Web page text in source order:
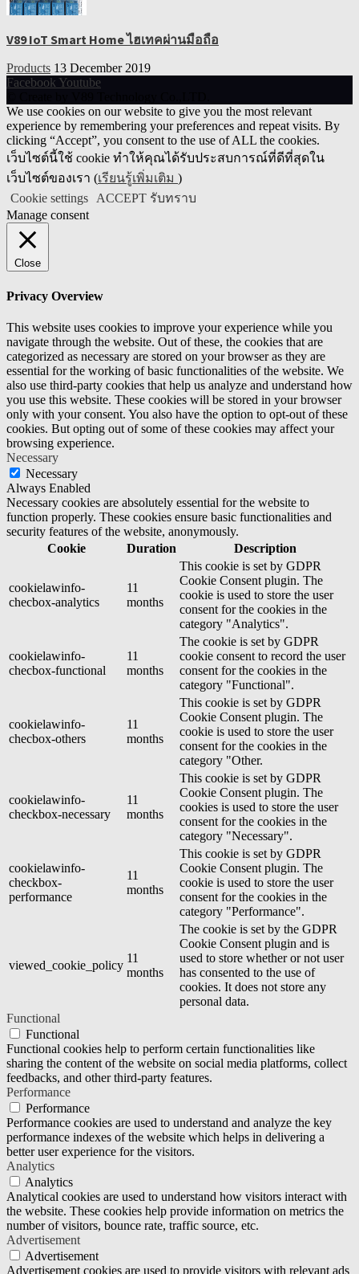
V89 IoT Smart Home ไฮเทคผ่านมือถือ
Products 13 December 2019
Facebook Youtube
We use cookies on our website to give you the most relevant
experience by remembering your preferences and repeat visits. By
clicking “Accept”, you consent to the use of ALL the cookies.
เว็บไซต์นี้ใช้ cookie ทำให้คุณได้รับประสบการณ์ที่ดีที่สุดใน
เว็บไซต์ของเรา (เรียนรู้เพิ่มเติม )
Cookie settings ACCEPT รับทราบ
Manage consent
Close
Privacy Overview
This website uses cookies to improve your experience while you
navigate through the website. Out of these, the cookies that are
categorized as necessary are stored on your browser as they are
essential for the working of basic functionalities of the website. We
also use third-party cookies that help us analyze and understand how
you use this website. These cookies will be stored in your browser
only with your consent. You also have the option to opt-out of these
cookies. But opting out of some of these cookies may affect your
browsing experience.
Necessary
Necessary
Always Enabled
Necessary cookies are absolutely essential for the website to
function properly. These cookies ensure basic functionalities and
security features of the website, anonymously.
Cookie
Duration Description
cookielawinfo-
checbox-analytics
11
months
This cookie is set by GDPR
Cookie Consent plugin. The
cookie is used to store the user
consent for the cookies in the
category "Analytics".
cookielawinfo-
checbox-functional
11
months
The cookie is set by GDPR
cookie consent to record the user
consent for the cookies in the
category "Functional".
cookielawinfo-
checbox-others
11
months
This cookie is set by GDPR
Cookie Consent plugin. The
cookie is used to store the user
consent for the cookies in the
category "Other.
cookielawinfo-
checkbox-necessary
11
months
This cookie is set by GDPR
Cookie Consent plugin. The
cookies is used to store the user
consent for the cookies in the
category "Necessary".
cookielawinfo-
checkbox-
performance
11
months
This cookie is set by GDPR
Cookie Consent plugin. The
cookie is used to store the user
consent for the cookies in the
category "Performance".
viewed_cookie_policy
11
months
The cookie is set by the GDPR
Cookie Consent plugin and is
used to store whether or not user
has consented to the use of
cookies. It does not store any
personal data.
Functional
Functional
Functional cookies help to perform certain functionalities like
sharing the content of the website on social media platforms, collect
feedbacks, and other third-party features.
Performance
Performance
Performance cookies are used to understand and analyze the key
performance indexes of the website which helps in delivering a
better user experience for the visitors.
Analytics
Analytics
Analytical cookies are used to understand how visitors interact with
the website. These cookies help provide information on metrics the
number of visitors, bounce rate, traffic source, etc.
Advertisement
Advertisement
Advertisement cookies are used to provide visitors with relevant ads